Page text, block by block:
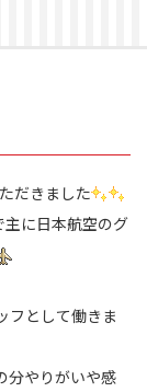
だきました
に日本航空のグ
フとして働きま
分やりがいや感